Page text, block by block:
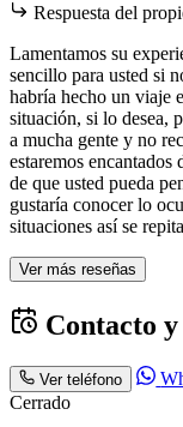
Respuesta del
Lamentamos su
sencillo para usted si
habría hecho un viaje
situación, si lo desea,
a mucha gente y no
estaremos encantados
de que usted pueda
gustaría conocer lo
situaciones así se
Ver más reseñas
Contacto
Ver teléfono
Cerrado